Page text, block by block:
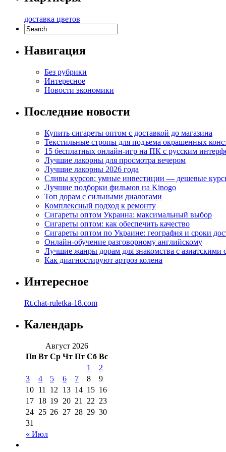
доставка цветов
Навигация
Без рубрики
Интересное
Новости экономики
Последние новости
Купить сигареты оптом с доставкой до магазина
Текстильные стропы для подъема окрашенных
15 бесплатных онлайн-игр на ПК с русским
Лучшие лакорны для просмотра вечером
Лучшие лакорны 2026 года
Сливы курсов: умные инвестиции — дешевые
Лучшие подборки фильмов на Kinogo
Топ дорам с сильными диалогами
Комплексный подход к ремонту
Сигареты оптом Украина: максимальный выбор
Сигареты оптом: как обеспечить качество
Сигареты оптом по Украине: география и сроки
Онлайн-обучение разговорному английскому
Лучшие жанры дорам для знакомства с азиатскими
Как диагностируют артроз колена
Интересное
Rt.chat-ruletka-18.com
Календарь
Август 2026
Пн Вт Ср Чт Пт Сб Вс
« Июл
1
2
3
4 5 6 7 8
9
10 11 12 13 14 15 16
17 18 19 20 21 22 23
24 25 26 27 28 29 30
31